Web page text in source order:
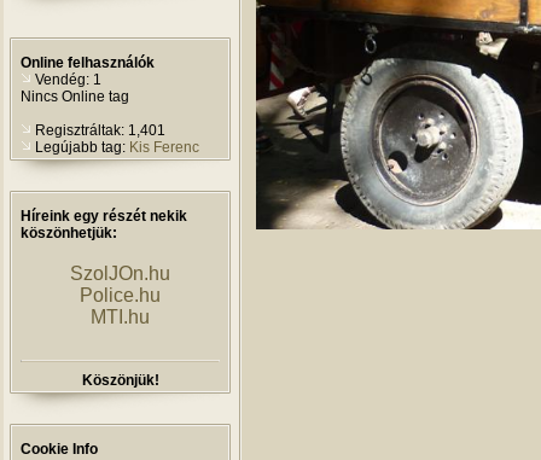
Online felhasználók
Vendég: 1
Nincs Online tag
Regisztráltak: 1,401
Legújabb tag: Kis Ferenc
Híreink egy részét nekik
köszönhetjük:
SzolJOn.hu
Police.hu
MTI.hu
Köszönjük!
Cookie Info